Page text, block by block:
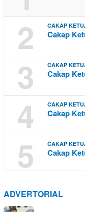
2 CAKAP
Cakap
3 CAKAP
Cakap
4 CAKAP
Cakap
5 CAKAP
Cakap
ADVERTORIAL